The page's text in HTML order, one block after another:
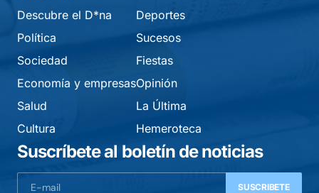
Descubre el D*na
Política
Sociedad
Economía y empresas
Salud
Cultura
Deportes
Sucesos
Fiestas
Opinión
La Última
Hemeroteca
Suscríbete al boletín de noticias
SUSCRIBETE